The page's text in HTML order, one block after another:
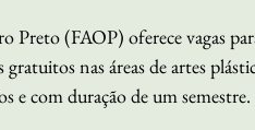
Preto (FAOP) oferece vagas
nas áreas de artes
com duração de um semestre.